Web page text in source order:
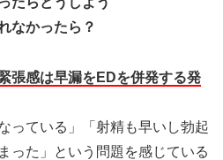
なかったら？
張感は早漏をEDを併発する発
っている」「射精も早いし勃起
った」という問題を感じている